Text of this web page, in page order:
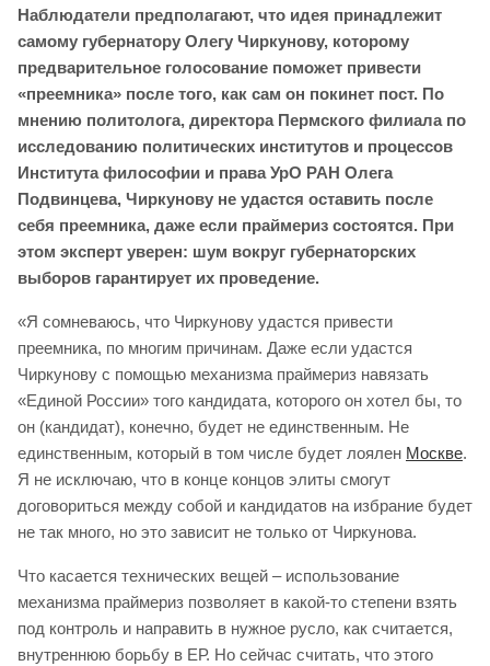
Наблюдатели предполагают, что идея принадлежит
самому губернатору Олегу Чиркунову, которому
предварительное голосование поможет привести
«преемника» после того, как сам он покинет пост. По
мнению политолога, директора Пермского филиала по
исследованию политических институтов и процессов
Института философии и права УрО РАН Олега
Подвинцева, Чиркунову не удастся оставить после
себя преемника, даже если праймериз состоятся. При
этом эксперт уверен: шум вокруг губернаторских
выборов гарантирует их проведение.
«Я сомневаюсь, что Чиркунову удастся привести
преемника, по многим причинам. Даже если удастся
Чиркунову с помощью механизма праймериз навязать
«Единой России» того кандидата, которого он хотел бы, то
он (кандидат), конечно, будет не единственным. Не
единственным, который в том числе будет лоялен Москве.
Я не исключаю, что в конце концов элиты смогут
договориться между собой и кандидатов на избрание будет
не так много, но это зависит не только от Чиркунова.
Что касается технических вещей – использование
механизма праймериз позволяет в какой-то степени взять
под контроль и направить в нужное русло, как считается,
внутреннюю борьбу в ЕР. Но сейчас считать, что этого